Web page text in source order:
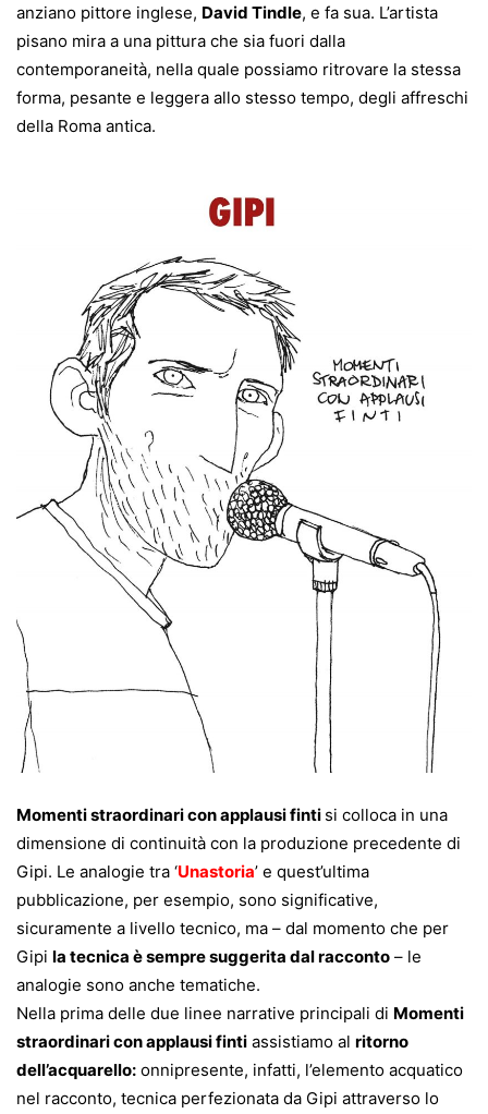
anziano pittore inglese, David Tindle, e fa sua. L’artista
pisano mira a una pittura che sia fuori dalla
contemporaneità, nella quale possiamo ritrovare la stessa
forma, pesante e leggera allo stesso tempo, degli affreschi
della Roma antica.
Momenti straordinari con applausi finti si colloca in una
dimensione di continuità con la produzione precedente di
Gipi. Le analogie tra ‘Unastoria’ e quest’ultima
pubblicazione, per esempio, sono significative,
sicuramente a livello tecnico, ma – dal momento che per
Gipi la tecnica è sempre suggerita dal racconto – le
analogie sono anche tematiche.
Nella prima delle due linee narrative principali di Momenti
straordinari con applausi finti assistiamo al ritorno
dell’acquarello: onnipresente, infatti, l’elemento acquatico
nel racconto, tecnica perfezionata da Gipi attraverso lo